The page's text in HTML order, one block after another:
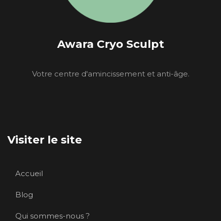
Awara Cryo Sculpt
Votre centre d'amincissement et anti-âge.
Visiter le site
Accueil
Blog
Qui sommes-nous ?